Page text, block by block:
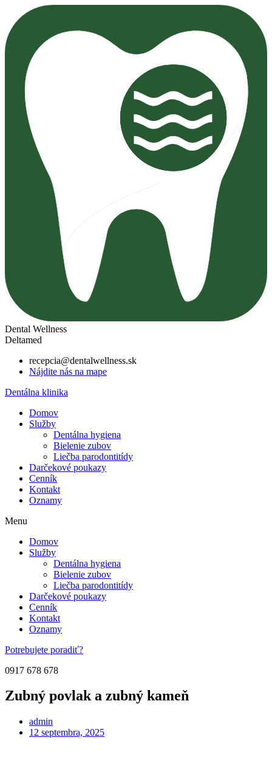
Preskočiť
obsah
Dental Wellness
Deltamed
recepcia@dentalwellness.sk
Nájdite nás na mape
Dentálna klinika
Domov
Služby
Dentálna hygiena
Bielenie zubov
Liečba parodontitídy
Darčekové poukazy
Cenník
Kontakt
Oznamy
Menu
Domov
Služby
Dentálna hygiena
Bielenie zubov
Liečba parodontitídy
Darčekové poukazy
Cenník
Kontakt
Oznamy
Potrebujete poradiť?
0917 678 678
Zubný povlak a zubný kameň
admin
12 septembra, 2025